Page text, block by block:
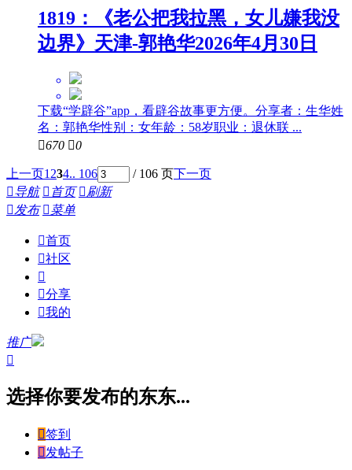
1819：《老公把我拉黑，女儿嫌我没
边界》天津-郭艳华2026年4月30日
下载“学辟谷”app，看辟谷故事更方便。分享者：生华姓
名：郭艳华性别：女年龄：58岁职业：退休联 ...
670 0
上一页1 234.. 106 / 106 页下一页
导航  首页 刷新
发布 菜单
首页
社区

分享
我的
推广

选择你要发布的东东...
签到
发帖子